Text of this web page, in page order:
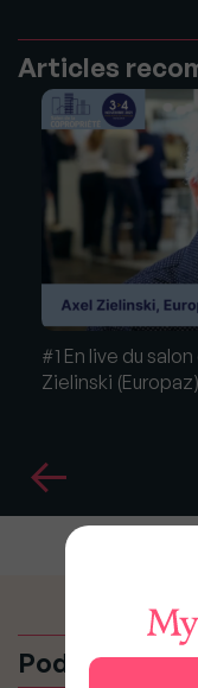
Articles
#1 En live du
Zielinski (Europaz)
Podcasts